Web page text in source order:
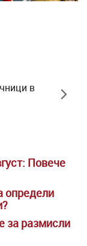
в
Повече
определи
за размисли